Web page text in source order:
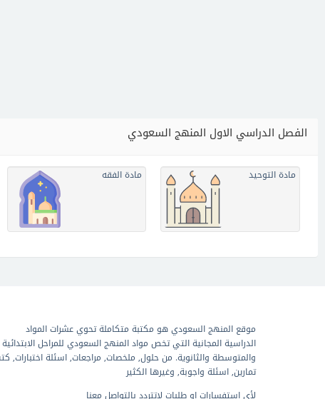
الفصل الدراسي الاول المنهج السعودي
مادة التوحيد مادة الفقه
موقع المنهج السعودي هو مكتبة متكاملة تحوي عشرات المواد
الدراسية المجانية التي تخص مواد المنهج السعودي للمراحل الابتدائية
والمتوسطة والثانوية. من حلول, ملخصات, مراجعات, اسئلة اختبارات,
تمارين, اسئلة واجوبة, وغيرها الكثير
لأي استفسارات او طلبات لاتتردد بالتواصل معنا